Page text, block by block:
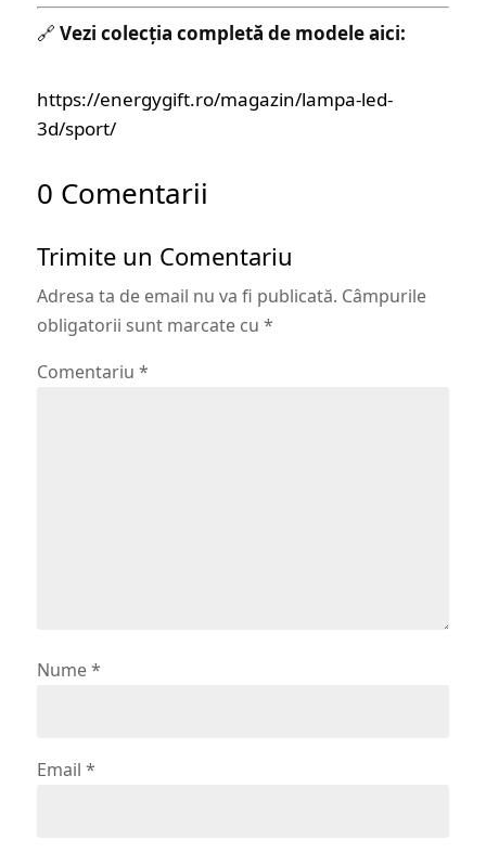
🔗 Vezi colecția completă de modele aici:
https://energygift.ro/magazin/lampa-led-
3d/sport/
0 Comentarii
Trimite un Comentariu
Adresa ta de email nu va fi publicată. Câmpurile
obligatorii sunt marcate cu *
Comentariu *
Nume*
Email *